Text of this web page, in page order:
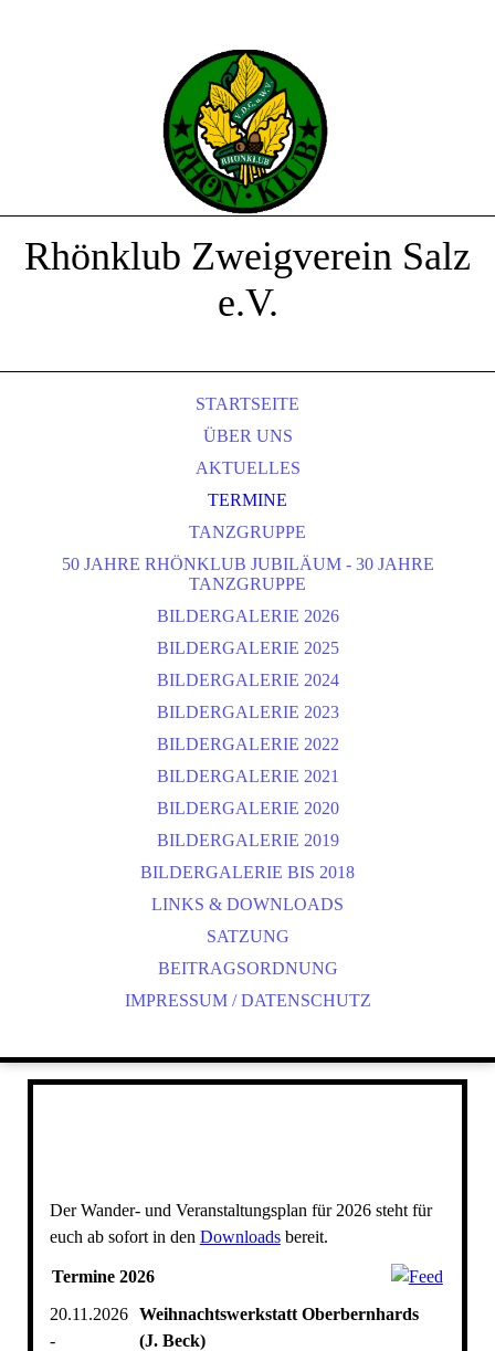
Rhönklub Zweigverein Salz
e.V.
STARTSEITE
ÜBER UNS
AKTUELLES
TERMINE
TANZGRUPPE
50 JAHRE RHÖNKLUB JUBILÄUM - 30 JAHRE
TANZGRUPPE
BILDERGALERIE 2026
BILDERGALERIE 2025
BILDERGALERIE 2024
BILDERGALERIE 2023
BILDERGALERIE 2022
BILDERGALERIE 2021
BILDERGALERIE 2020
BILDERGALERIE 2019
BILDERGALERIE BIS 2018
LINKS & DOWNLOADS
SATZUNG
BEITRAGSORDNUNG
IMPRESSUM / DATENSCHUTZ
Der Wander- und Veranstaltungsplan für 2026 steht für
euch ab sofort in den Downloadsbereit.
Termine 2026
20.11.2026
-
Weihnachtswerkstatt Oberbernhards
(J. Beck)